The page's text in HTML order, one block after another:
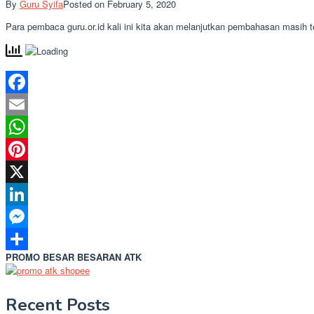
By Guru SyifaPosted on February 5, 2020
Para pembaca guru.or.id kali ini kita akan melanjutkan pembahasan
Facebook
Email
WhatsApp
Pinterest
X
LinkedIn
Messenger
Share
PROMO BESAR BESARAN ATK
Recent Posts